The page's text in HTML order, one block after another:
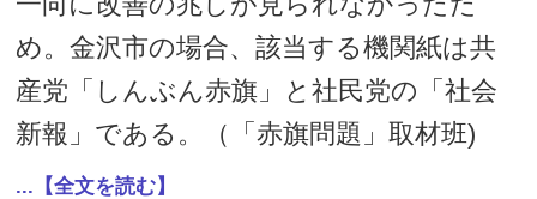
め。金沢市の場合、該当する機関紙は共
産党「しんぶん赤旗」と社民党の「社会
新報」である。（「赤旗問題」取材班)
...【全文を読む】